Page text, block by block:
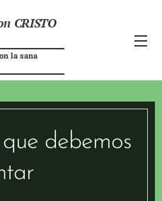
CRISTO
la sana
debemos